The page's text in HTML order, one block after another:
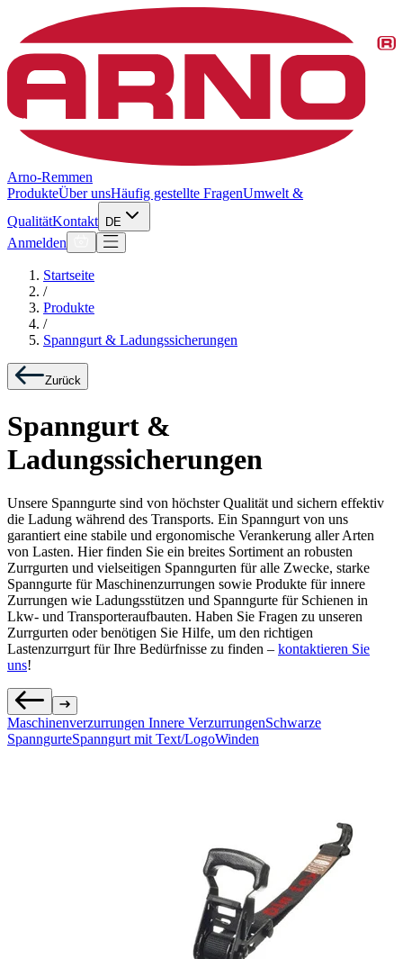
Arno-Remmen
ProdukteÜber unsHäufig gestellte FragenUmwelt &
QualitätKontakt DE
Anmelden
Startseite
/
Produkte
/
Spanngurt & Ladungssicherungen
Zurück
Spanngurt &
Ladungssicherungen
Unsere Spanngurte sind von höchster Qualität und sichern effektiv
die Ladung während des Transports. Ein Spanngurt von uns
garantiert eine stabile und ergonomische Verankerung aller Arten
von Lasten. Hier finden Sie ein breites Sortiment an robusten
Zurrgurten und vielseitigen Spanngurten für alle Zwecke, starke
Spanngurte für Maschinenzurrungen sowie Produkte für innere
Zurrungen wie Ladungsstützen und Spanngurte für Schienen in
Lkw- und Transporteraufbauten. Haben Sie Fragen zu unseren
Zurrgurten oder benötigen Sie Hilfe, um den richtigen
Lastenzurrgurt für Ihre Bedürfnisse zu finden – kontaktieren Sie
uns!
Maschinenverzurrungen Innere VerzurrungenSchwarze
SpanngurteSpanngurt mit Text/LogoWinden